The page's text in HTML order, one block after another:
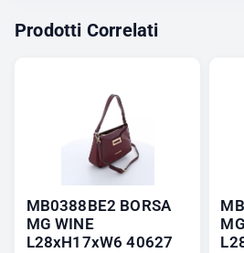
Prodotti Correlati
MB0388BE2 BORSA
MG WINE
L28xH17xW6 40627